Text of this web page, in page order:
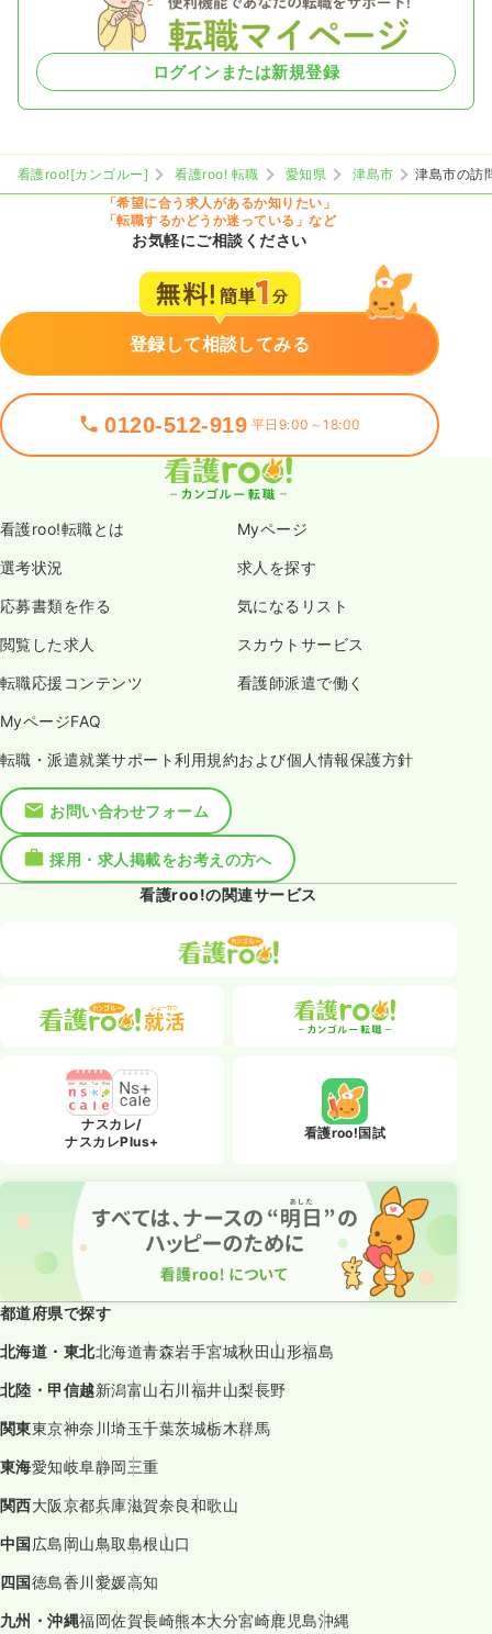
ログインまたは新規登録
看護roo![カンゴルー] 看護roo! 転職 愛知県 津島市
津島市の訪
「希望に合う求人があるか知りたい」
「転職するかどうか迷っている」など
お気軽にご相談ください
登録して相談してみる
0120-512-919 平日9:00～18:00
看護roo!転職とは Myページ
選考状況 求人を探す
応募書類を作る 気になるリスト
閲覧した求人 スカウトサービス
転職応援コンテンツ 看護師派遣で働く
MyページFAQ
転職・派遣就業サポート利用規約および個人情報保護方針
お問い合わせフォーム
採用・求人掲載をお考えの方へ
看護roo!の関連サービス
ナスカレ/
ナスカレPlus+
看護roo!国試
都道府県で探す
北海道・東北北海道青森岩手宮城秋田山形福島
北陸・甲信越新潟富山石川福井山梨長野
関東東京神奈川埼玉千葉茨城栃木群馬
東海愛知岐阜静岡三重
関西大阪京都兵庫滋賀奈良和歌山
中国広島岡山鳥取島根山口
四国徳島香川愛媛高知
九州・沖縄福岡佐賀長崎熊本大分宮崎鹿児島沖縄